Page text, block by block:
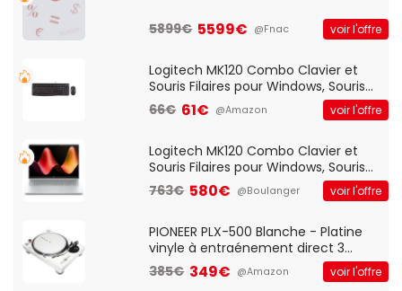
5899€ 5599€ @Fnac voir l'offre
Logitech MK120 Combo Clavier et
Souris Filaires pour Windows, Souris
Optique Filaire, Connexion USB Plug
And Play, Confortable, Taille
QWERTY UK - Noir
66€ 61€ @Amazon voir l'offre
Logitech MK120 Combo Clavier et
Souris Filaires pour Windows, Souris
Optique Filaire, Connexion USB Plug
And Play, Confortable, Taille
QWERTY UK - Noir
763€ 580€ @Boulanger voir l'offre
PIONEER PLX-500 Blanche - Platine
vinyle à entraénement direct 3
vitesses (33-45-78 trs/min) avec
pre-ampli intégré et port USB
385€ 349€ @Amazon voir l'offre